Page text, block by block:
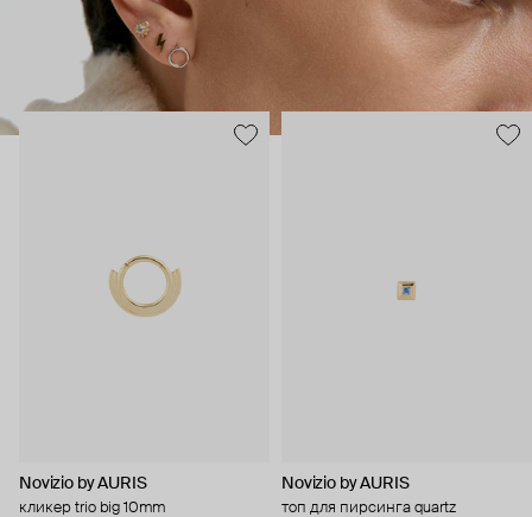
Novizio by AURIS
кликер trio big 10mm
Novizio by AURIS
топ для пирсинга quartz